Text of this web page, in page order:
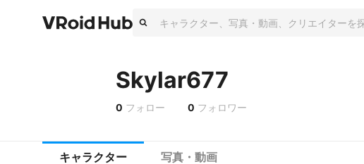
Skylar677
0 フォロー 0 フォロワー
キャラクター 写真・動画